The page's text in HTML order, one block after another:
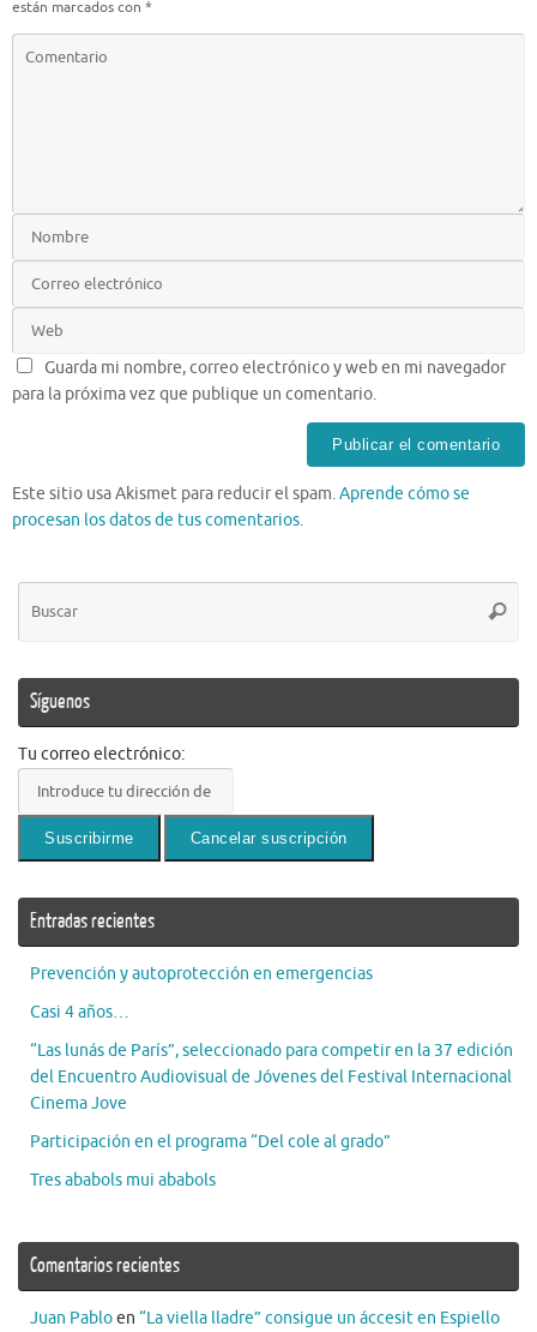
están marcados con *
Guarda mi nombre, correo electrónico y web en mi navegador
para la próxima vez que publique un comentario.
Este sitio usa Akismet para reducir el spam.Aprende cómo se
procesan los datos de tus comentarios.
Síguenos
Tu correo electrónico:
Entradas recientes
Prevención y autoprotección en emergencias
Casi 4 años…
“Las lunás de París”, seleccionado para competir en la 37 edición
del Encuentro Audiovisual de Jóvenes del Festival Internacional
Cinema Jove
Participación en el programa “Del cole al grado”
Tres ababols mui ababols
Comentarios recientes
Juan Pabloen “La viella lladre” consigue un áccesit en Espiello